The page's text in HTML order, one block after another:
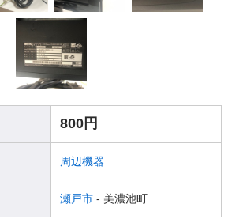
800円
周辺機器
瀬戸市 - 美濃池町